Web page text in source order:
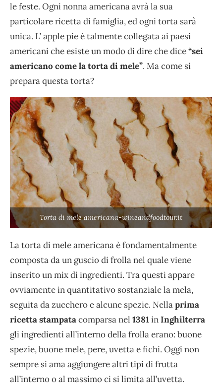
le feste. Ogni nonna americana avrà la sua
particolare ricetta di famiglia, ed ogni torta sarà
unica. L’ apple pie è talmente collegata ai paesi
americani che esiste un modo di dire che dice“sei
americano come la torta di mele”. Ma come si
prepara questa torta?
Torta di mele americana-wineandfoodtour.it
La torta di mele americana è fondamentalmente
composta da un guscio di frolla nel quale viene
inserito un mix di ingredienti. Tra questi appare
ovviamente in quantitativo sostanziale la mela,
seguita da zucchero e alcune spezie. Nellaprima
ricetta stampatacomparsa nel 1381inInghilterra
gli ingredienti all’interno della frolla erano: buone
spezie, buone mele, pere, uvetta e fichi. Oggi non
sempre si ama aggiungere altri tipi di frutta
all’interno o al massimo ci si limita all’uvetta.